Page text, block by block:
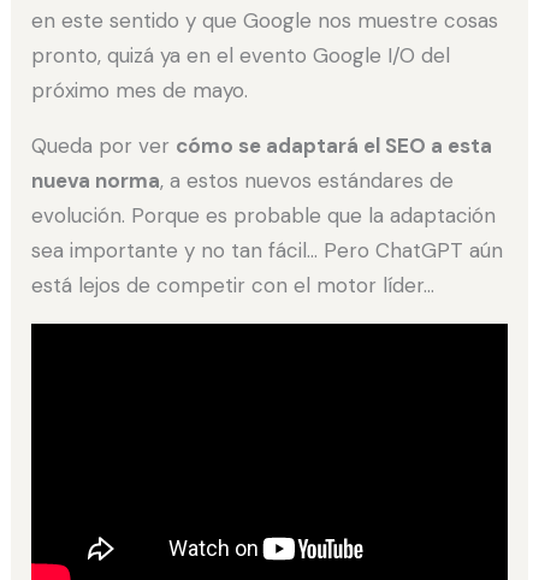
en este sentido y que Google nos muestre cosas
pronto, quizá ya en el evento Google I/O del
próximo mes de mayo.
Queda por ver cómo se adaptará el SEO a esta
nueva norma, a estos nuevos estándares de
evolución. Porque es probable que la adaptación
sea importante y no tan fácil… Pero ChatGPT aún
está lejos de competir con el motor líder…